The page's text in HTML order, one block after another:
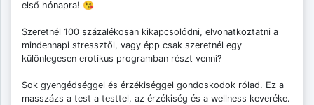
első hónapra! 😘
Szeretnél 100 százalékosan kikapcsolódni, elvonatkoztatni a
mindennapi stressztől, vagy épp csak szeretnél egy
különlegesen erotikus programban részt venni?
Sok gyengédséggel és érzékiséggel gondoskodok rólad. Ez a
masszázs a test a testtel, az érzékiség és a wellness keveréke.